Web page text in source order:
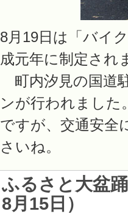
8月19日は「バイ
成元年に制定され
町内汐見の国道
ンが行われました
ですが、交通安全
さいね。
ふるさと大盆
8月15日 ）